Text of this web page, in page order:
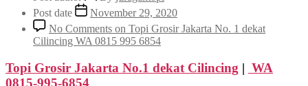
Post date
November 29, 2020
No Comments on Topi Grosir Jakarta No. 1 dekat
Cilincing WA 0815 995 6854
Topi Grosir Jakarta No.1 dekat Cilincing | WA
0815-995-6854